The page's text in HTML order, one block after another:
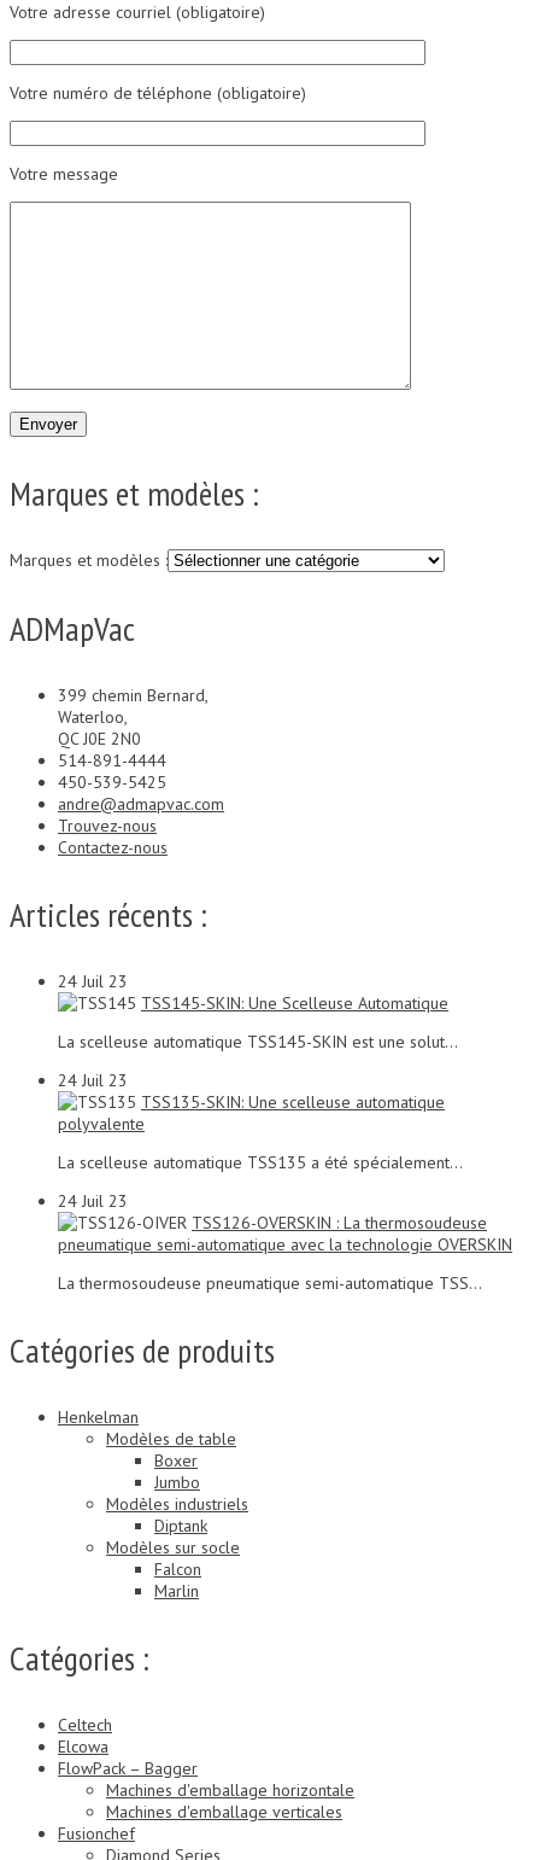
Votre adresse courriel (obligatoire)
Votre numéro de téléphone (obligatoire)
Votre message
Marques et modèles :
Marques et modèles :
ADMapVac
399 chemin Bernard,
Waterloo,
QC J0E 2N0
514-891-4444
450-539-5425
andre@admapvac.com
Trouvez-nous
Contactez-nous
Articles récents :
24 Juil 23
TSS145-SKIN: Une Scelleuse Automatique
La scelleuse automatique TSS145-SKIN est une solut...
24 Juil 23
TSS135-SKIN: Une scelleuse automatique
polyvalente
La scelleuse automatique TSS135 a été spécialement...
24 Juil 23
TSS126-OVERSKIN : La thermosoudeuse
pneumatique semi-automatique avec la technologie OVERSKIN
La thermosoudeuse pneumatique semi-automatique TSS...
Catégories de produits
Henkelman
Modèles de table
Boxer
Jumbo
Modèles industriels
Diptank
Modèles sur socle
Falcon
Marlin
Catégories :
Celtech
Elcowa
FlowPack – Bagger
Machines d'emballage horizontale
Machines d'emballage verticales
Fusionchef
Diamond Series